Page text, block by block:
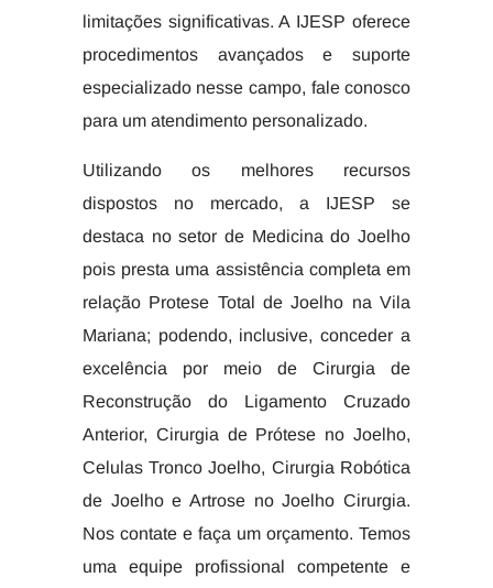
limitações significativas. A IJESP oferece
procedimentos avançados e suporte
especializado nesse campo, fale conosco
para um atendimento personalizado.
Utilizando os melhores recursos
dispostos no mercado, a IJESP se
destaca no setor de Medicina do Joelho
pois presta uma assistência completa em
relação Protese Total de Joelho na Vila
Mariana; podendo, inclusive, conceder a
excelência por meio de Cirurgia de
Reconstrução do Ligamento Cruzado
Anterior, Cirurgia de Prótese no Joelho,
Celulas Tronco Joelho, Cirurgia Robótica
de Joelho e Artrose no Joelho Cirurgia.
Nos contate e faça um orçamento. Temos
uma equipe profissional competente e